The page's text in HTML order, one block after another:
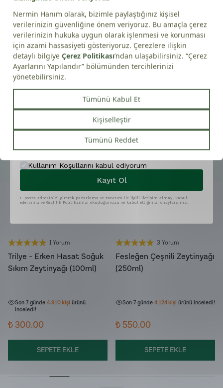
Doğrulanmış Alışveriş
Sinan E.
Doğrulanmış Alışveriş
19/11/2025
YENİ HASAT 1 Yorum
Trilye - Erken Hasat Soğuk
Sıkım Zeytinyağı (100ml)
Son 7 günde 4.910kişi ürünü
inceledi!
₺ 300.00
SEPETE EKLE
YENİ HASAT 3 Yorum
Fesleğen Çeşnili Zeytinyağı
(250ml)
Son 7 günde 4.124kişi ürünü inceledi!
₺ 550.00
SEPETE EKLE
Üyelikle yapılan ilk alışverişe%10
indirim!
İndirim Kodu:ilkadim10
Not: İndirim kodları mevcut kampanyalar ile birlikte
ürünlerde geçerli değildir.
Telefon
Kullanım Koşullarını kabul ediyorum
Kayıt Ol
E-posta adresinizi girerek pazarlama ve tanıtım ile ilgili iletişim almayı kabul
edersiniz ve Gizlilik Politikamızı okuduğunuzu ve kabul ettiğinizi onaylarsınız.